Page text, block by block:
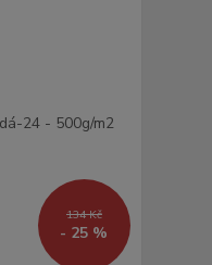
134 Kč
- 25 %